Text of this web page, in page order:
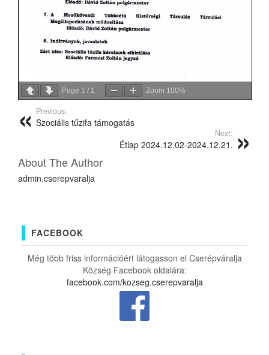
Page 1 / 1 Zoom 100%
Previous:
Szociális tűzifa támogatás
Next:
Étlap 2024.12.02-2024.12.21.
About The Author
admin.cserepvaralja
FACEBOOK
Még több friss információért látogasson el Cserépváralja
Község Facebook oldalára:
facebook.com/kozseg.cserepvaralja